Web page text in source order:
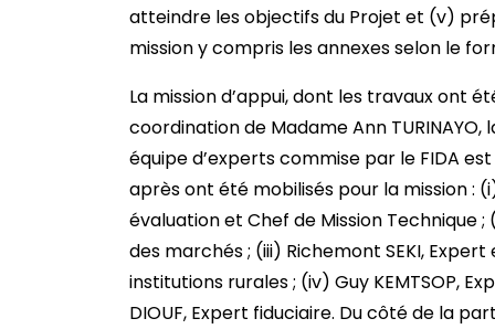
atteindre les objectifs du Projet et (v)
mission y compris les annexes selon le
La mission d’appui, dont les travaux ont
coordination de Madame Ann TURINAYO,
équipe d’experts commise par le FIDA
après ont été mobilisés pour la mission :
évaluation et Chef de Mission Technique ;
des marchés ; (iii) Richemont SEKI,
institutions rurales ; (iv) Guy KEMTSOP,
DIOUF, Expert fiduciaire. Du côté de la